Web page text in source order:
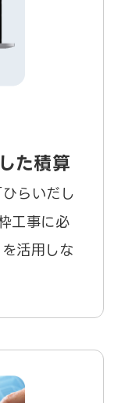
た積算
らいだし
工事に必
活用しな